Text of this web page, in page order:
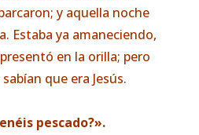
y aquella noche
Estaba ya amaneciendo,
en la orilla; pero
que era Jesús.
pescado?».